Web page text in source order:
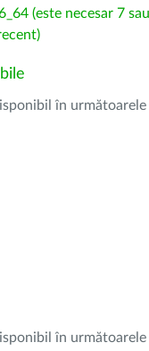
(este necesar 7
în
în